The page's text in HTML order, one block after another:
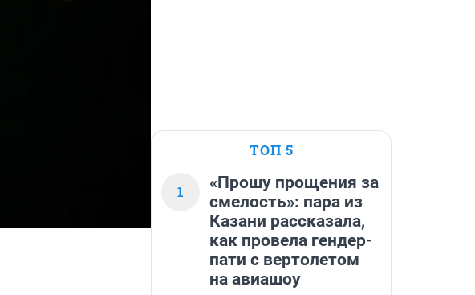
ТОП 5
1
«Прошу прощения за
смелость»: пара из
Казани рассказала,
как провела гендер-
пати с вертолетом
на авиашоу